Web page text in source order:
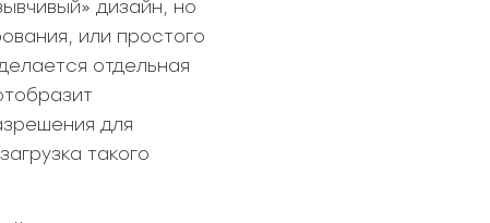
дизайн, но
или простого
отдельная
для
такого